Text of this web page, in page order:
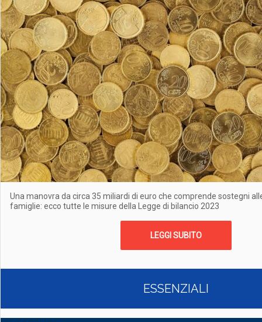
Una manovra da circa 35 miliardi di euro che comprende sostegni
famiglie: ecco tutte le misure della Legge di bilancio 2023
LEGGI SUBITO
ESSENZIALI